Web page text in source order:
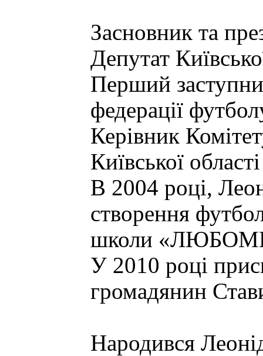
Засновник та
Депутат
Перший
федерації
Керівник
Київської області
В 2004 році,
створення
школи
У 2010 році
громадянин
Народився